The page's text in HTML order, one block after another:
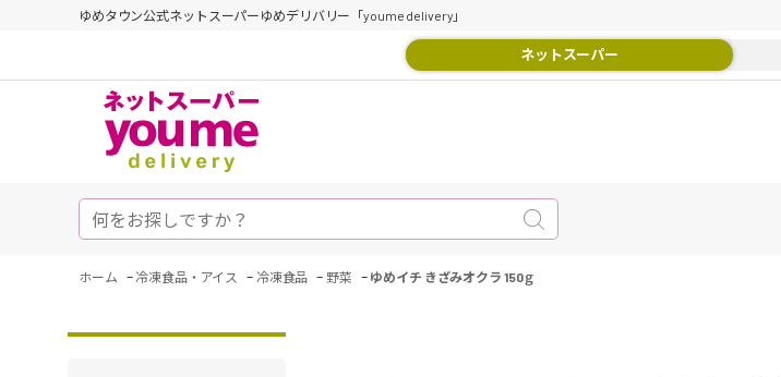
ゆめタウン公式ネットスーパーゆめデリバリー「youme delivery」
ネットスーパー
ホーム - 冷凍食品・アイス - 冷凍食品 - 野菜 - ゆめイチ きざみオクラ 150ｇ